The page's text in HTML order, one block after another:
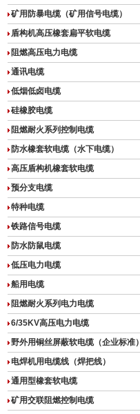
矿用防暴电缆（矿用信号电缆）
盾构机高压橡套扁平软电缆
阻燃高压电力电缆
通讯电缆
低烟低卤电缆
硅橡胶电缆
阻燃耐火系列控制电缆
防水橡套软电缆（水下电缆）
高压盾构机橡套软电缆
预分支电缆
特种电缆
铁路信号电缆
防水防鼠电缆
低压电力电缆
船用电缆
阻燃耐火系列电力电缆
6/35KV高压电力电缆
野外用铜丝屏蔽软电缆（企业标准）
电焊机用电缆线（焊把线）
通用型橡套软电缆
矿用交联阻燃控制电缆